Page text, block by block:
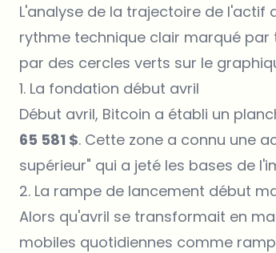
L'analyse de la trajectoire de l'actif
rythme technique clair marqué
par des cercles verts sur le
1. La fondation début avril
Début avril, Bitcoin a établi un
65 581 $. Cette zone a connu une
supérieur" qui a jeté les bases de
2. La rampe de lancement début
Alors qu'avril se transformait en
mobiles quotidiennes comme